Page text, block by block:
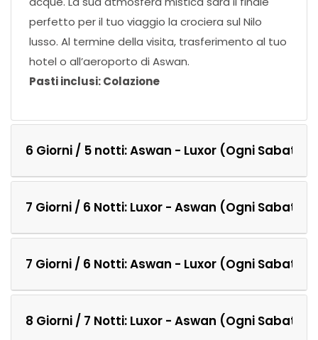
perfetto per il tuo viaggio la crociera sul Nilo
lusso. Al termine della visita, trasferimento al tuo
hotel o all’aeroporto di Aswan.
Pasti inclusi: Colazione
6 Giorni / 5 notti: Aswan - Luxor (Ogni Sabato)
7 Giorni / 6 Notti: Luxor - Aswan (Ogni Sabato)
7 Giorni / 6 Notti: Aswan - Luxor (Ogni Sabato)
8 Giorni / 7 Notti: Luxor - Aswan (Ogni Sabato)